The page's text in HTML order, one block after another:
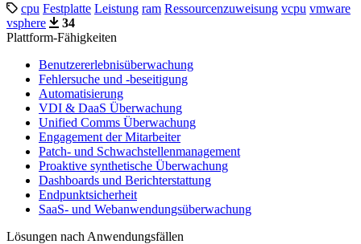
cpu Festplatte Leistung ram Ressourcenzuweisung vcpu vmware
vsphere
34
Plattform-Fähigkeiten
Benutzererlebnisüberwachung
Fehlersuche und -beseitigung
Automatisierung
VDI & DaaS Überwachung
Unified Comms Überwachung
Engagement der Mitarbeiter
Patch- und Schwachstellenmanagement
Proaktive synthetische Überwachung
Dashboards und Berichterstattung
Endpunktsicherheit
SaaS- und Webanwendungsüberwachung
Lösungen nach Anwendungsfällen